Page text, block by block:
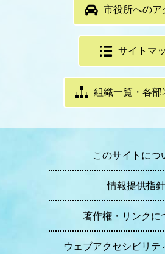
市役所へのア
サイトマ
組織一覧・各部
このサイトにつ
情報提供指針
著作権・リンクに
ウェブアクセシビリテ